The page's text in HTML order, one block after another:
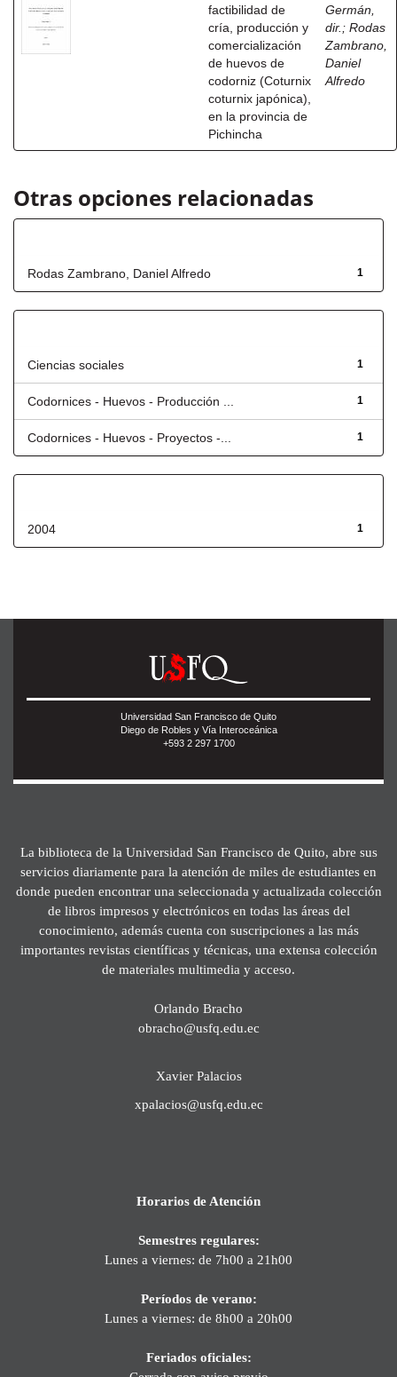
factibilidad de
cría, producción y
comercialización
de huevos de
codorniz (Coturnix
coturnix japónica),
en la provincia de
Pichincha
Germán,
dir. ; Rodas
Zambrano,
Daniel
Alfredo
Otras opciones relacionadas
1
Rodas Zambrano, Daniel Alfredo
1
Ciencias sociales
1
Codornices - Huevos - Producción ...
1
Codornices - Huevos - Proyectos -...
1
2004
Universidad San Francisco de Quito
Diego de Robles y Vía Interoceánica
+593 2 297 1700
La biblioteca de la Universidad San Francisco de Quito, abre sus
servicios diariamente para la atención de miles de estudiantes en
donde pueden encontrar una seleccionada y actualizada colección
de libros impresos y electrónicos en todas las áreas del
conocimiento, además cuenta con suscripciones a las más
importantes revistas científicas y técnicas, una extensa colección
de materiales multimedia y acceso.
Orlando Bracho
obracho@usfq.edu.ec
Xavier Palacios
xpalacios@usfq.edu.ec
Horarios de Atención
Semestres regulares:
Lunes a viernes: de 7h00 a 21h00
Períodos de verano:
Lunes a viernes: de 8h00 a 20h00
Feriados oficiales: